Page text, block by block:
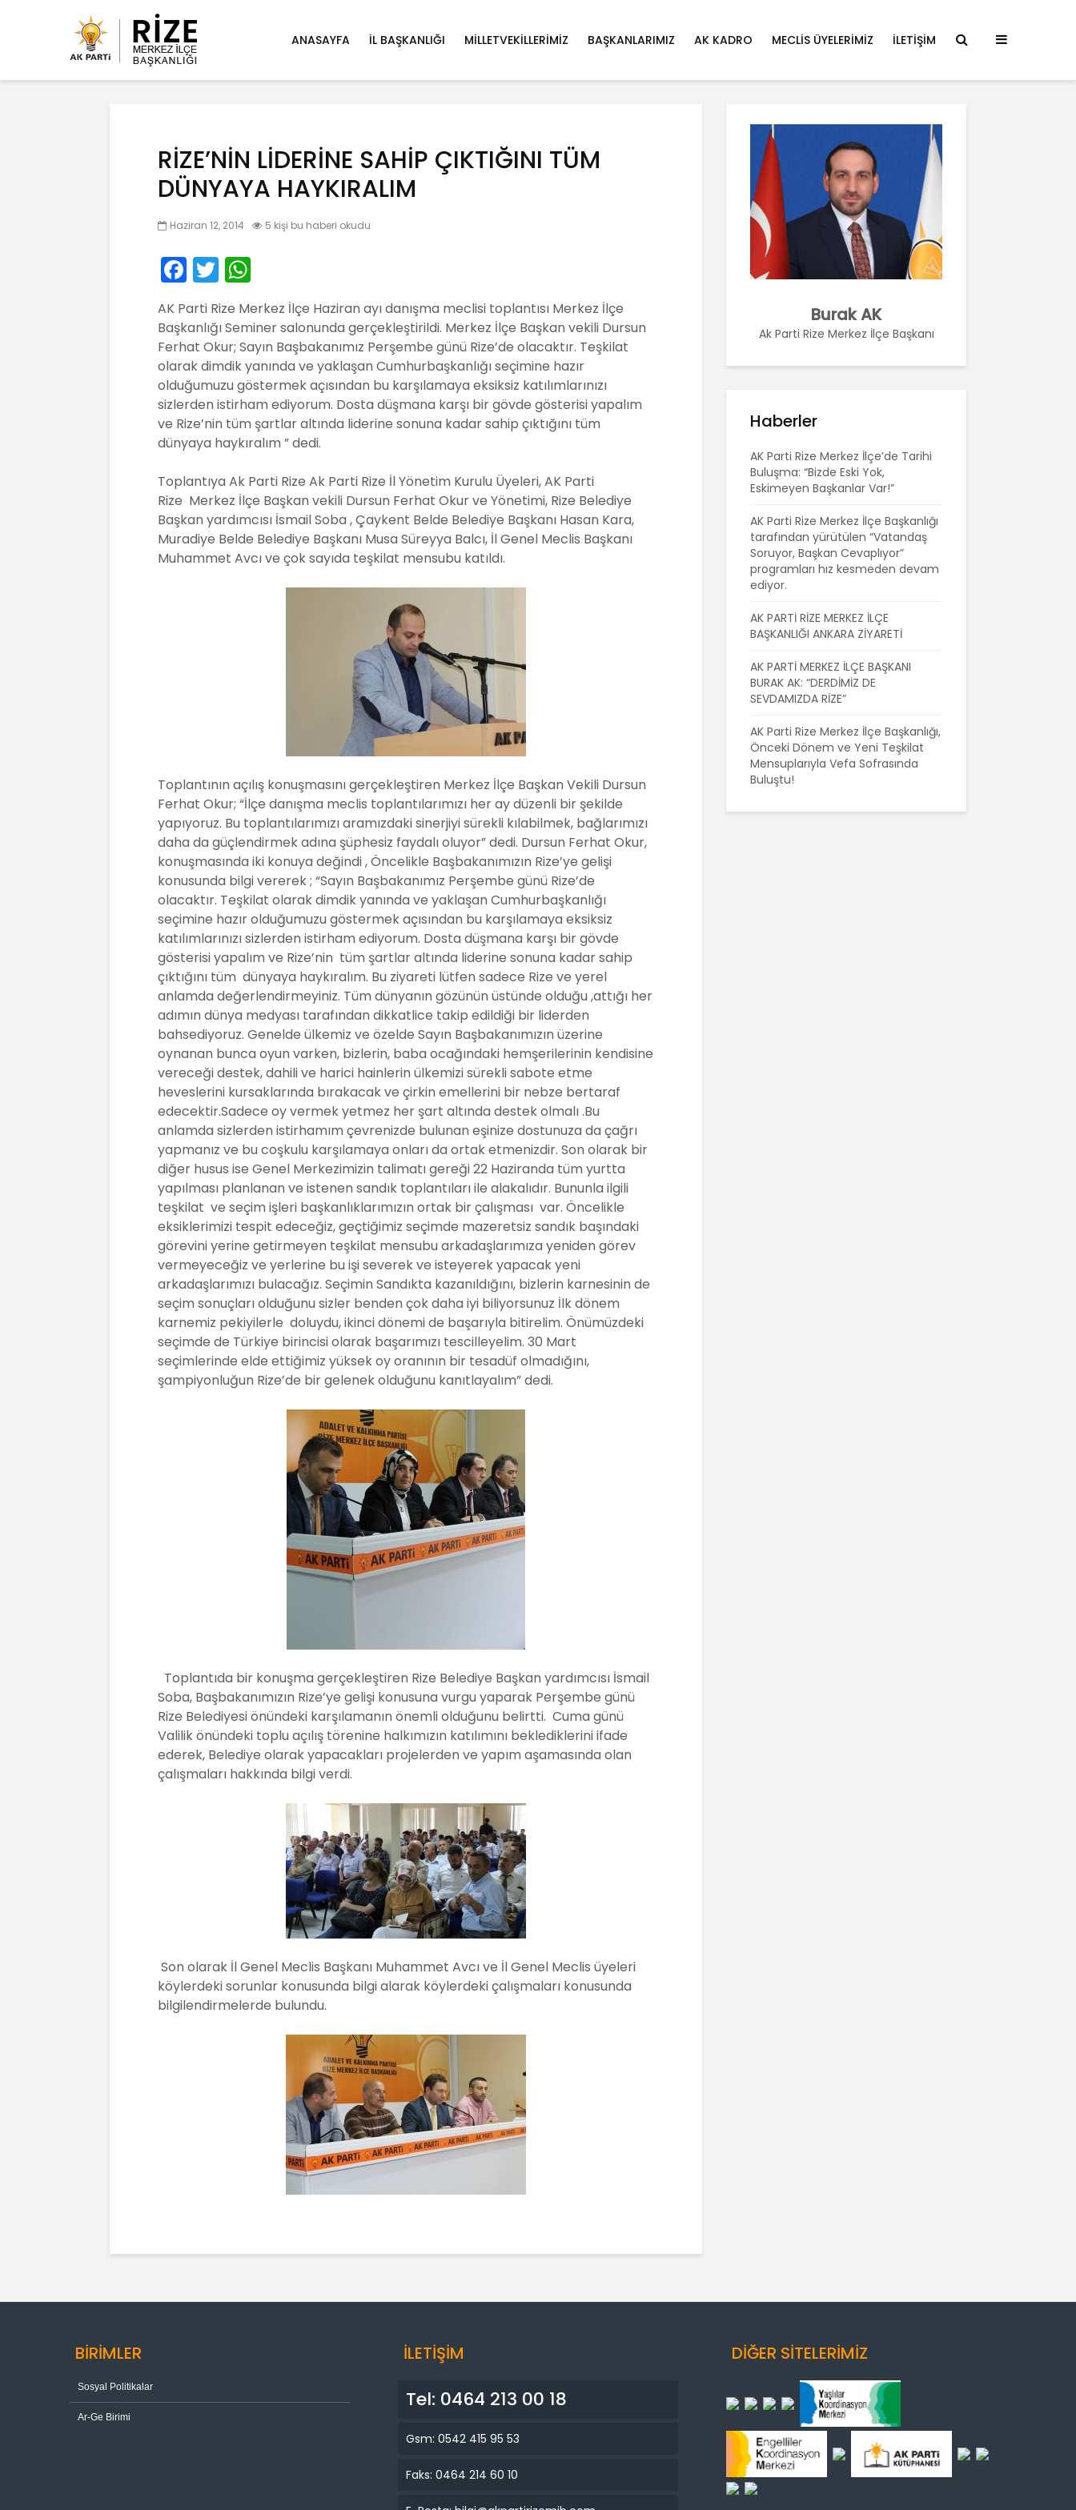
ANASAYFA İL BAŞKANLIĞI MILLETVEKILLERIMIZ BAŞKANLARIMIZ AK KADRO MECLIS ÜYELERIMIZ İLETIŞIM
RİZE’NİN LİDERİNE SAHİP ÇIKTIĞINI TÜM
DÜNYAYA HAYKIRALIM
Haziran 12, 2014 5 kişi bu haberi okudu
F
a
c
e
b
o
o
k
T
w
itt
er
h
a
ts
A
p
p
AK Parti Rize Merkez İlçe Haziran ayı danışma meclisi toplantısı Merkez İlçe
Başkanlığı Seminer salonunda gerçekleştirildi. Merkez İlçe Başkan vekili Dursun
Ferhat Okur; Sayın Başbakanımız Perşembe günü Rize’de olacaktır. Teşkilat
olarak dimdik yanında ve yaklaşan Cumhurbaşkanlığı seçimine hazır
olduğumuzu göstermek açısından bu karşılamaya eksiksiz katılımlarınızı
sizlerden istirham ediyorum. Dosta düşmana karşı bir gövde gösterisi yapalım
ve Rize’nin tüm şartlar altında liderine sonuna kadar sahip çıktığını tüm
dünyaya haykıralım ” dedi.
Toplantıya Ak Parti Rize Ak Parti Rize İl Yönetim Kurulu Üyeleri, AK Parti
Rize Merkez İlçe Başkan vekili Dursun Ferhat Okur ve Yönetimi, Rize Belediye
Başkan yardımcısı İsmail Soba , Çaykent Belde Belediye Başkanı Hasan Kara,
Muradiye Belde Belediye Başkanı Musa Süreyya Balcı, İl Genel Meclis Başkanı
Muhammet Avcı ve çok sayıda teşkilat mensubu katıldı.
Toplantının açılış konuşmasını gerçekleştiren Merkez İlçe Başkan Vekili Dursun
Ferhat Okur; “İlçe danışma meclis toplantılarımızı her ay düzenli bir şekilde
yapıyoruz. Bu toplantılarımızı aramızdaki sinerjiyi sürekli kılabilmek, bağlarımızı
daha da güçlendirmek adına şüphesiz faydalı oluyor” dedi. Dursun Ferhat Okur,
konuşmasında iki konuya değindi , Öncelikle Başbakanımızın Rize’ye gelişi
konusunda bilgi vererek ; “Sayın Başbakanımız Perşembe günü Rize’de
olacaktır. Teşkilat olarak dimdik yanında ve yaklaşan Cumhurbaşkanlığı
seçimine hazır olduğumuzu göstermek açısından bu karşılamaya eksiksiz
katılımlarınızı sizlerden istirham ediyorum. Dosta düşmana karşı bir gövde
gösterisi yapalım ve Rize’nin tüm şartlar altında liderine sonuna kadar sahip
çıktığını tüm dünyaya haykıralım. Bu ziyareti lütfen sadece Rize ve yerel
anlamda değerlendirmeyiniz. Tüm dünyanın gözünün üstünde olduğu ,attığı her
adımın dünya medyası tarafından dikkatlice takip edildiği bir liderden
bahsediyoruz. Genelde ülkemiz ve özelde Sayın Başbakanımızın üzerine
oynanan bunca oyun varken, bizlerin, baba ocağındaki hemşerilerinin kendisine
vereceği destek, dahili ve harici hainlerin ülkemizi sürekli sabote etme
heveslerini kursaklarında bırakacak ve çirkin emellerini bir nebze bertaraf
edecektir.Sadece oy vermek yetmez her şart altında destek olmalı .Bu
anlamda sizlerden istirhamım çevrenizde bulunan eşinize dostunuza da çağrı
yapmanız ve bu coşkulu karşılamaya onları da ortak etmenizdir. Son olarak bir
diğer husus ise Genel Merkezimizin talimatı gereği 22 Haziranda tüm yurtta
yapılması planlanan ve istenen sandık toplantıları ile alakalıdır. Bununla ilgili
teşkilat ve seçim işleri başkanlıklarımızın ortak bir çalışması var. Öncelikle
eksiklerimizi tespit edeceğiz, geçtiğimiz seçimde mazeretsiz sandık başındaki
görevini yerine getirmeyen teşkilat mensubu arkadaşlarımıza yeniden görev
vermeyeceğiz ve yerlerine bu işi severek ve isteyerek yapacak yeni
arkadaşlarımızı bulacağız. Seçimin Sandıkta kazanıldığını, bizlerin karnesinin de
seçim sonuçları olduğunu sizler benden çok daha iyi biliyorsunuz İlk dönem
karnemiz pekiyilerle doluydu, ikinci dönemi de başarıyla bitirelim. Önümüzdeki
seçimde de Türkiye birincisi olarak başarımızı tescilleyelim. 30 Mart
seçimlerinde elde ettiğimiz yüksek oy oranının bir tesadüf olmadığını,
şampiyonluğun Rize’de bir gelenek olduğunu kanıtlayalım” dedi.
Toplantıda bir konuşma gerçekleştiren Rize Belediye Başkan yardımcısı İsmail
Soba, Başbakanımızın Rize’ye gelişi konusuna vurgu yaparak Perşembe günü
Rize Belediyesi önündeki karşılamanın önemli olduğunu belirtti. Cuma günü
Valilik önündeki toplu açılış törenine halkımızın katılımını beklediklerini ifade
ederek, Belediye olarak yapacakları projelerden ve yapım aşamasında olan
çalışmaları hakkında bilgi verdi.
Son olarak İl Genel Meclis Başkanı Muhammet Avcı ve İl Genel Meclis üyeleri
köylerdeki sorunlar konusunda bilgi alarak köylerdeki çalışmaları konusunda
bilgilendirmelerde bulundu.
Burak AK
Ak Parti Rize Merkez İlçe Başkanı
Haberler
AK Parti Rize Merkez İlçe’de Tarihi
Buluşma: “Bizde Eski Yok,
Eskimeyen Başkanlar Var!”
AK Parti Rize Merkez İlçe Başkanlığı
tarafından yürütülen “Vatandaş
Soruyor, Başkan Cevaplıyor”
programları hız kesmeden devam
ediyor.
AK PARTİ RİZE MERKEZ İLÇE
BAŞKANLIĞI ANKARA ZİYARETİ
AK PARTİ MERKEZ İLÇE BAŞKANI
BURAK AK: “DERDİMİZ DE
SEVDAMIZDA RİZE”
AK Parti Rize Merkez İlçe Başkanlığı,
Önceki Dönem ve Yeni Teşkilat
Mensuplarıyla Vefa Sofrasında
Buluştu!
BİRİMLER
Sosyal Politikalar
Ar-Ge Birimi
İLETİŞİM
Tel: 0464 213 00 18
Gsm: 0542 415 95 53
Faks: 0464 214 60 10
DİĞER SİTELERİMİZ